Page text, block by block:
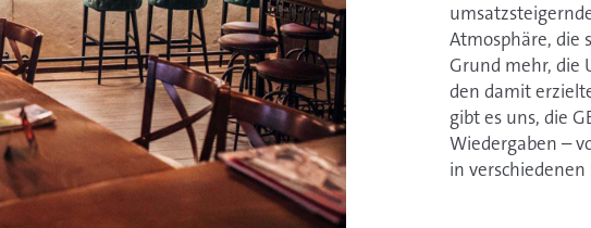
Atmosphäre, die
Grund mehr, die
den damit
gibt es uns, die
Wiedergaben –
in